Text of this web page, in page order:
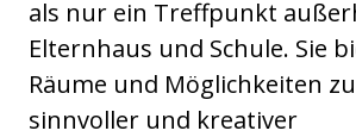
als nur ein Treffpunkt
Elternhaus und Schule. Sie
Räume und Möglichkeiten zu
sinnvoller und kreativer